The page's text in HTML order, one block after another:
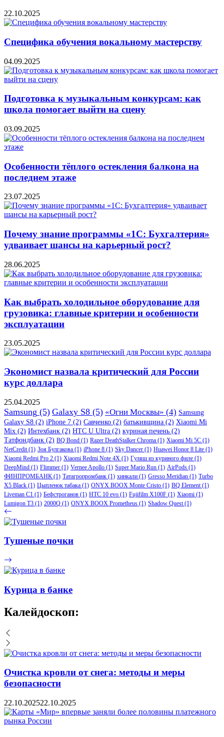
22.10.2025
Специфика обучения вокальному мастерству
04.09.2025
Подготовка к музыкальным конкурсам: как
школа помогает выйти на сцену
03.09.2025
Особенности тёплого остекления балкона на
последнем этаже
23.07.2025
Почему знание программы «1С: Бухгалтерия»
удваивает шансы на карьерный рост?
28.06.2025
Как выбрать холодильное оборудование для
грузовика: главные критерии и особенности
эксплуатации
23.05.2025
Экономист назвала критический для России
курс доллара
25.04.2025
Samsung (5) Galaxy S8 (5) «Огни Москвы» (4) Samsung
Galaxy S8 (2) iPhone 7 (2) Савченко (2) батькивщина (2) Xiaomi Mi
Mix (2) Интехбанк (2) HTC U Ultra (2) куриная печень (2)
Татфондбанк (2) BQ Bond (1) Razer DeathStalker Chroma (1) Xiaomi Mi 5C (1)
NetCredit (1) Зоя Булгакова (1) iPhone 8 (1) Sky Dancer (1) Huawei Honor 8 Lite (1)
Xiaomi Redmi Pro 2 (1) Xiaomi Redmi Note 4X (1) Гуляш из куриного филе (1)
DeepMind (1) Flimmer (1) Vernee Apollo (1) Super Mario Run (1) AirPods (1)
ФИНПРОМБАНК (1) Татагропромбанк (1) хинкали (1) Gresso Meridian (1) Turbo
X5 Black (1) Цыпленок табака (1) ONYX BOOX Monte Cristo (1) BQ Element (1)
Liveman C1 (1) Бефстроганов (1) HTC 10 evo (1) Fujifilm X100F (1) Xiaomi (1)
Lumigon T3 (1) 2000Q (1) ONYX BOOX Prometheus (1) Shadow Quest (1)
Тушеные почки
Курица в банке
Калейдоскоп:
Очистка кровли от снега: методы и меры
безопасности
22.10.202522.10.2025